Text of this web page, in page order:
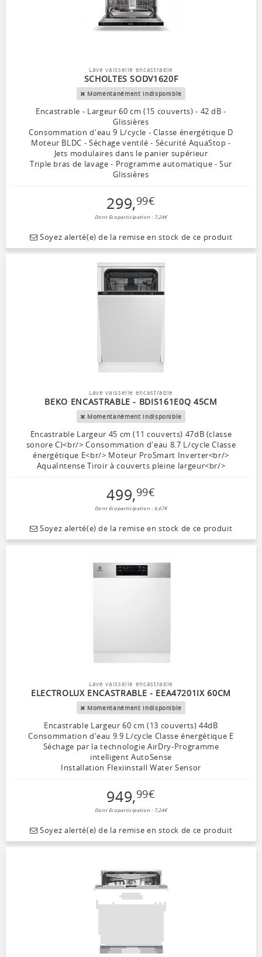
Lave vaisselle encastrable
SCHOLTES SODV1620F
Momentanément indisponible
Encastrable - Largeur 60 cm (15 couverts) - 42 dB -
Glissières
Consommation d'eau 9 L/cycle - Classe énergétique D
Moteur BLDC - Séchage ventilé - Sécurité AquaStop -
Jets modulaires dans le panier supérieur
Triple bras de lavage - Programme automatique - Sur
Glissières
299,99€
Dont Ecoparticipation : 7,24€
Soyez alerté(e) de la remise en stock de ce produit
Lave vaisselle encastrable
BEKO ENCASTRABLE - BDIS161E0Q 45CM
Momentanément indisponible
Encastrable Largeur 45 cm (11 couverts) 47dB (classe
sonore C)<br/> Consommation d'eau 8.7 L/cycle Classe
énergétique E<br/> Moteur ProSmart Inverter<br/>
AquaIntense Tiroir à couverts pleine largeur<br/>
499,99€
Dont Ecoparticipation : 6,67€
Soyez alerté(e) de la remise en stock de ce produit
Lave vaisselle encastrable
ELECTROLUX ENCASTRABLE - EEA47201IX 60CM
Momentanément indisponible
Encastrable Largeur 60 cm (13 couverts) 44dB
Consommation d'eau 9.9 L/cycle Classe énergétique E
Séchage par la technologie AirDry-Programme
intelligent AutoSense
Installation Flexiinstall Water Sensor
949,99€
Dont Ecoparticipation : 7,24€
Soyez alerté(e) de la remise en stock de ce produit